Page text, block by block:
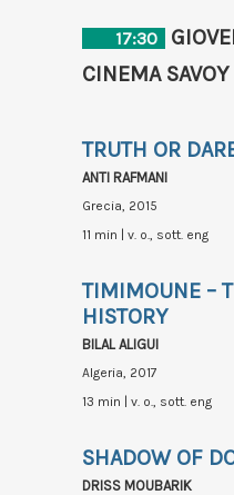
17:30
CINEMA
TRUTH OR
ANTI RAFMANI
Grecia, 2015
11 min | v. o., sott. eng
TIMIMOUNE –
HISTORY
BILAL ALIGUI
Algeria, 2017
13 min | v. o., sott. eng
SHADOW OF
DRISS MOUBARIK